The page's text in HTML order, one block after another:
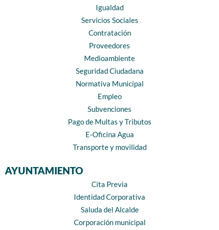
Igualdad
Servicios Sociales
Contratación
Proveedores
Medioambiente
Seguridad Ciudadana
Normativa Municipal
Empleo
Subvenciones
Pago de Multas y Tributos
E-Oficina Agua
Transporte y movilidad
AYUNTAMIENTO
Cita Previa
Identidad Corporativa
Saluda del Alcalde
Corporación municipal